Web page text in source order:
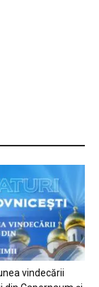
vindecării